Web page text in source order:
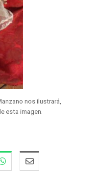
nos ilustrará,
esta imagen.